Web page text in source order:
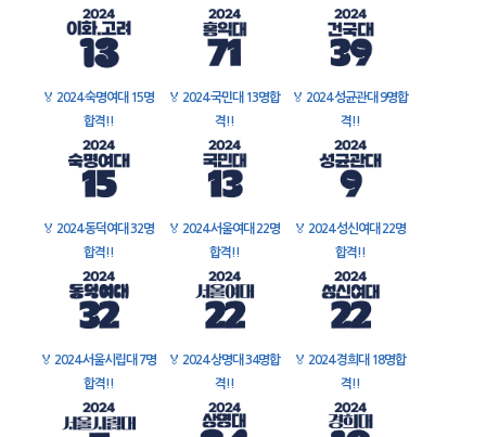
🏅 2024 숙명여대 15명
합격!!
🏅 2024 국민대 13명합
격!!
🏅 2024 성균관대 9명합
격!!
🏅 2024 동덕여대 32명
합격!!
🏅 2024 서울여대 22명
합격!!
🏅 2024 성신여대 22명
합격!!
🏅 2024 서울시립대 7명
합격!!
🏅 2024 상명대 34명합
격!!
🏅 2024 경희대 18명합
격!!